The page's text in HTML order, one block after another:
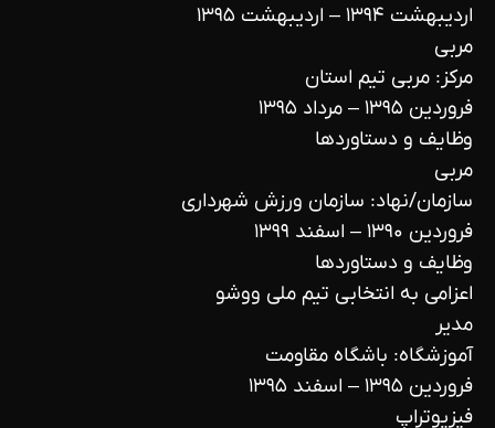
اردیبهشت ۱۳۹۴ – اردیبهشت ۱۳۹۵
مربی
مرکز: مربی تیم استان
فروردین ۱۳۹۵ – مرداد ۱۳۹۵
وظایف و دستاوردها
مربی
سازمان/نهاد: سازمان ورزش شهرداری
فروردین ۱۳۹۰ – اسفند ۱۳۹۹
وظایف و دستاوردها
اعزامی به انتخابی تیم ملی ووشو
مدیر
آموزشگاه: باشگاه مقاومت
فروردین ۱۳۹۵ – اسفند ۱۳۹۵
فیزیوتراپ